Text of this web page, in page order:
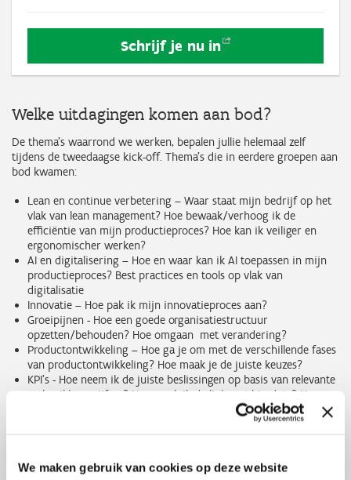
We maken gebruik van cookies op deze website
Schrijf je nu in
Welke uitdagingen komen aan bod?
De thema’s waarrond we werken, bepalen jullie helemaal zelf
tijdens de tweedaagse kick-off. Thema’s die in eerdere groepen aan
bod kwamen:
Lean en continue verbetering – Waar staat mijn bedrijf op het
vlak van lean management? Hoe bewaak/verhoog ik de
efficiëntie van mijn productieproces? Hoe kan ik veiliger en
ergonomischer werken?
AI en digitalisering – Hoe en waar kan ik AI toepassen in mijn
productieproces? Best practices en tools op vlak van
digitalisatie
Innovatie – Hoe pak ik mijn innovatieproces aan?
Groeipijnen - Hoe een goede organisatiestructuur
opzetten/behouden? Hoe omgaan met verandering?
Productontwikkeling – Hoe ga je om met de verschillende fases
van productontwikkeling? Hoe maak je de juiste keuzes?
KPI’s - Hoe neem ik de juiste beslissingen op basis van relevante
en bruikbare cijfers? Hoe maak ik de link met big data? Hoe
Duurzaamheid – Hoe hou ik rekening met duurzaamheid in
productieomgeving? Wanneer delegeren en controle lossen?